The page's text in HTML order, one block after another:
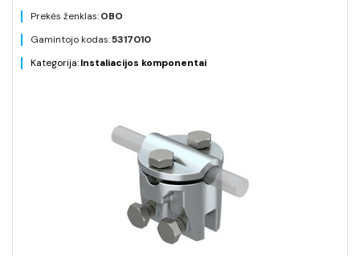
Prekės ženklas:OBO
Gamintojo kodas:5317010
Kategorija:Instaliacijos komponentai